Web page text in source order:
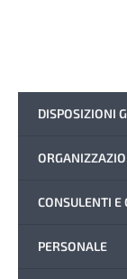
DISPOSIZIONI
CONSULENTI E
PERSONALE